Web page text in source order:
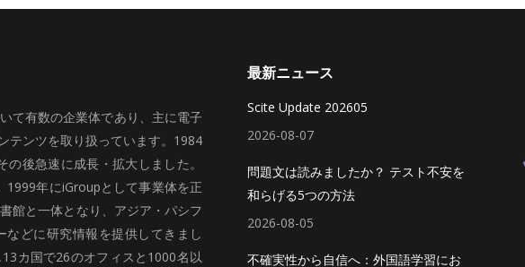
て有数の企業体であり、主に電子
テンツを取り扱っています。1984
後急速に成長・拡大しました。
1999年にiGroupとして事業体を正
館と一体となり、アジア・パシフ
どに研究情報を提供してきまし
カ国で26のオフィスと1000名以
最新ニュース
Scite Update 202605
2026-08-07
問題文は読みましたか？ テスト不安を
和らげる5つの方法
2026-08-05
不確実性から自信へ：外国語学習にお